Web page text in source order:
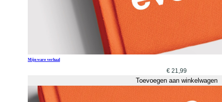
Mijn ware verhaal
€21,99
Toevoegen aan winkelwagen